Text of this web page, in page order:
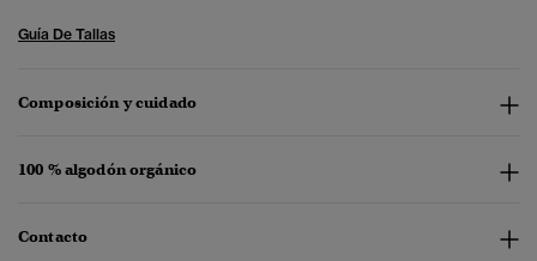
Guía De Tallas
Composición y cuidado
100 % algodón orgánico
Contacto